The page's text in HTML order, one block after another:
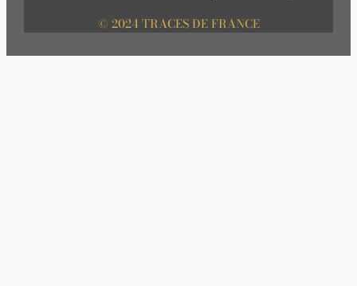
© 2024 TRACES DE FRANCE